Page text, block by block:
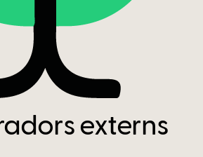
externs